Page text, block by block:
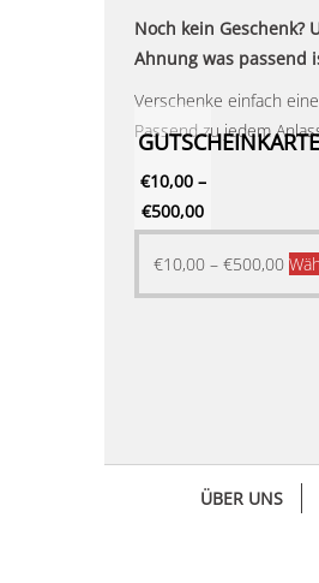
Noch kein Geschenk?
Ahnung was passend
Verschenke einfach
Passend zu jedem
€10,00–
€500,00
€10,00 – €500,00
ÜBER UNS